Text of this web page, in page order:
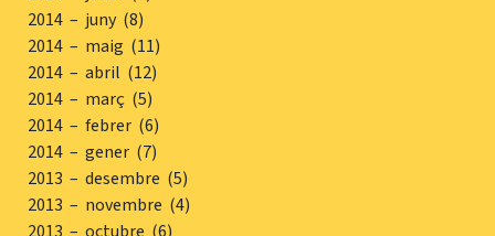
2014 – juny (8)
2014 – maig (11)
2014 – abril (12)
2014 – març (5)
2014 – febrer (6)
2014 – gener (7)
2013 – desembre (5)
2013 – novembre (4)